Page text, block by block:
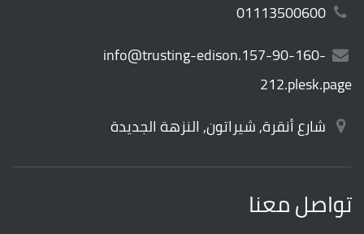
info@trusting-edison.157-90-160-
212.plesk.page
شارع أنقرة, شيراتون, النزهة الجديدة
تواصل معنا